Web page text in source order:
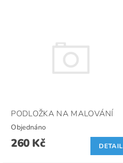
PODLOŽKA NA MALOVÁNÍ
Objednáno
260 Kč DETAIL